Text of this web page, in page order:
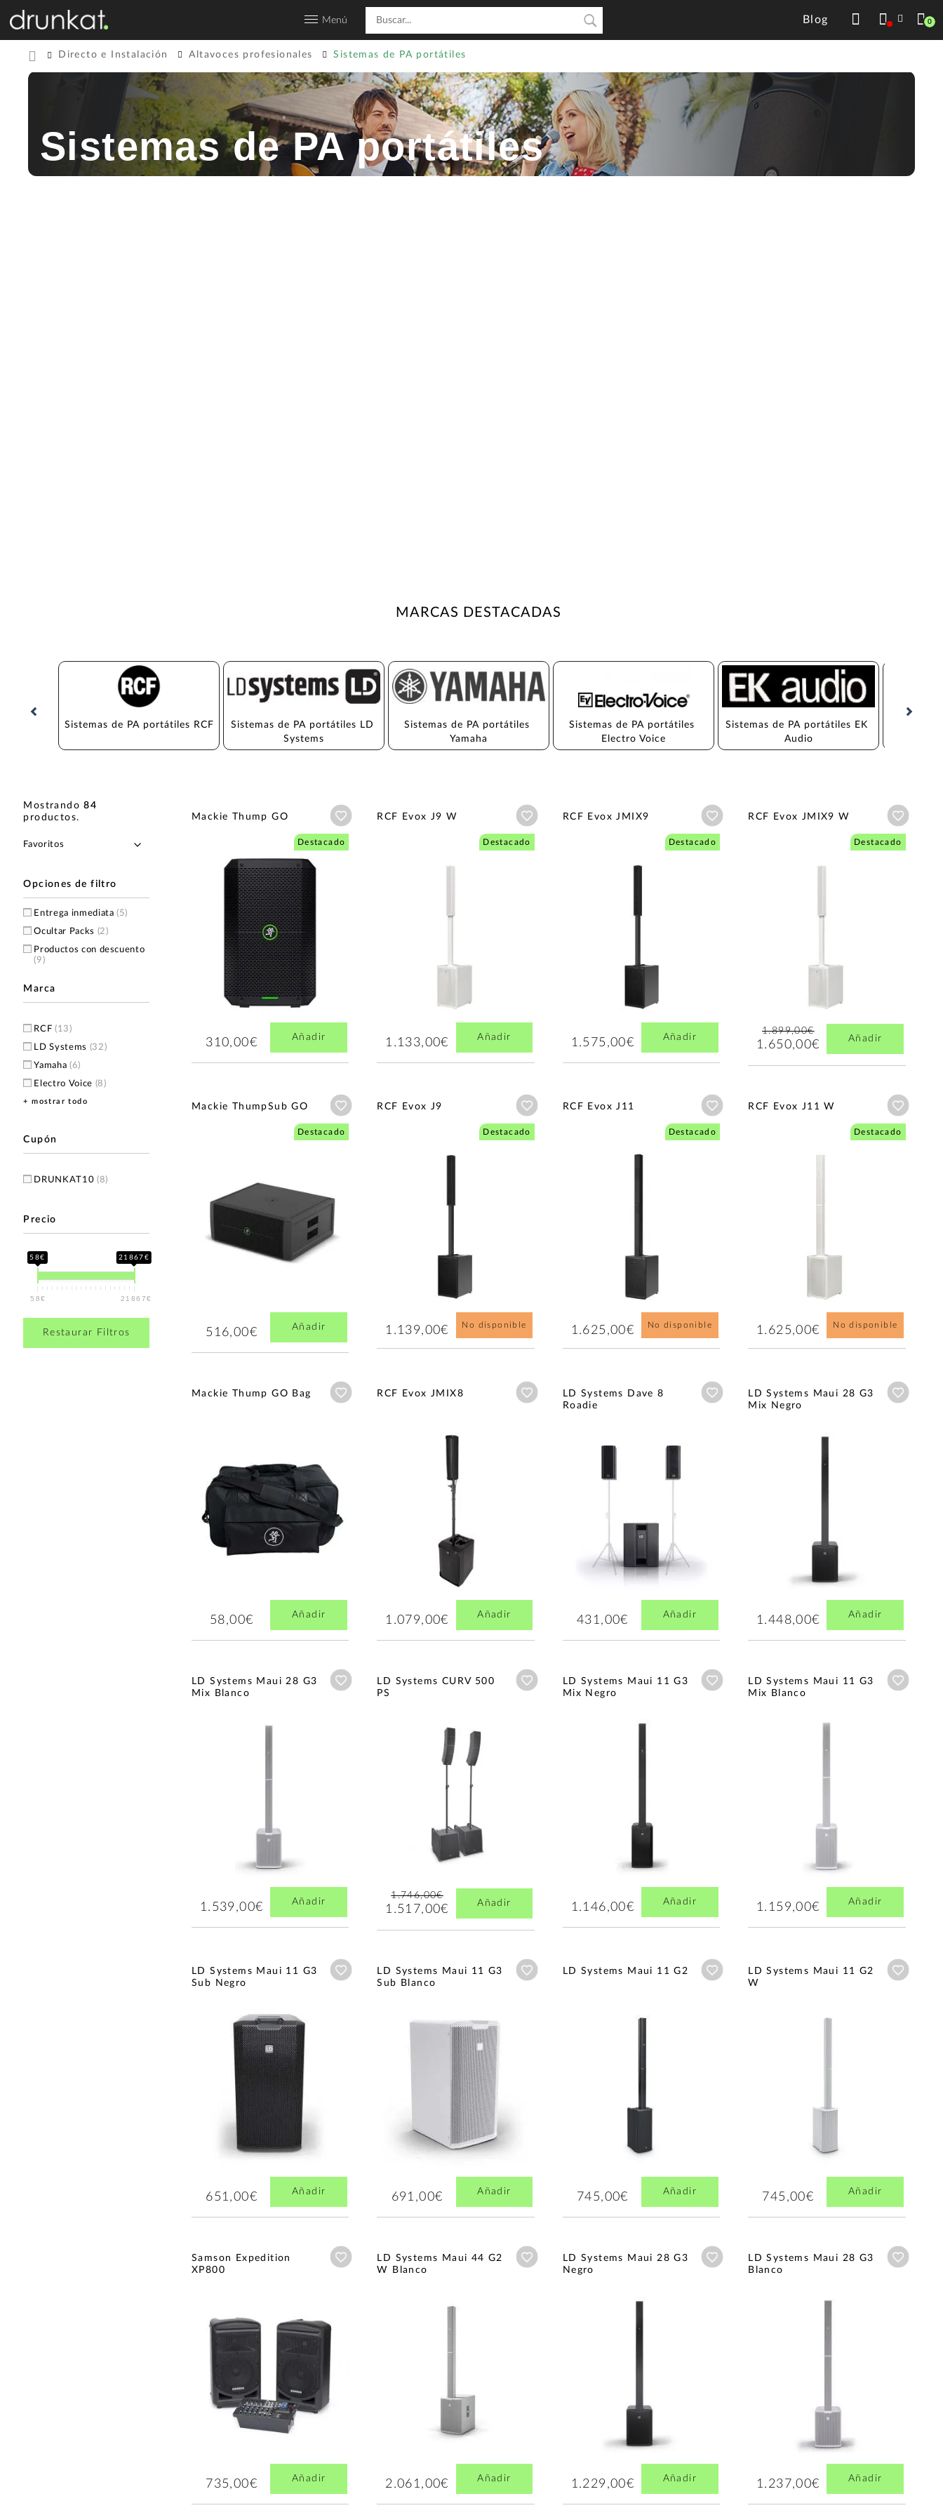
Menú Blog 0
Directo e Instalación Altavoces profesionales Sistemas de PA portátiles
Sistemas de PA portátiles
MARCAS DESTACADAS
Sistemas de PA portátiles RCF
Sistemas de PA portátiles LD
Systems
Sistemas de PA portátiles
Yamaha
Sistemas de PA portátiles
Electro Voice
Sistemas de PA portátiles EK
Audio
Mostrando84
productos.
Opciones de filtro
Entrega inmediata(5)
Ocultar Packs (2)
Productos con descuento
(9)
Marca
RCF(13)
LD Systems (32)
Yamaha (6)
Electro Voice (8)
EK Audio(6)
Mackie
Fender(3)
Prodipe (2)
+ mostrar todo
Cupón
DRUNKAT10 (8)
Precio
58€ 21867€
58€ 21867€
Restaurar Filtros
Mackie Thump GO Añadir a wishlist
Destacado
310,00€ Añadir
RCF Evox J9 W Añadir a wishlist
Destacado
1.133,00€ Añadir
RCF Evox JMIX9 Añadir a wishlist
Destacado
1.575,00€ Añadir
RCF Evox JMIX9 W
Destacado
1.899,00€
1.650,00€ Añadir
Mackie ThumpSub GO Añadir a wishlist
Destacado
516,00€ Añadir
RCF Evox J9 Añadir a wishlist
Destacado
1.139,00€ No disponible
RCF Evox J11 Añadir a wishlist
Destacado
1.625,00€ No disponible
RCF Evox J11 W
Destacado
1.625,00€ No disponible
Mackie Thump GO Bag Añadir a wishlist
58,00€ Añadir
RCF Evox JMIX8 Añadir a wishlist
1.079,00€ Añadir
LD Systems Dave 8
Roadie
Añadir a wishlist
431,00€ Añadir
LD Systems Maui 28 G3
Mix Negro
1.448,00€ Añadir
LD Systems Maui 28 G3
Mix Blanco
Añadir a wishlist
1.539,00€ Añadir
LD Systems CURV 500
PS
Añadir a wishlist
1.746,00€
1.517,00€ Añadir
LD Systems Maui 11 G3
Mix Negro
Añadir a wishlist
1.146,00€ Añadir
LD Systems Maui 11 G3
Mix Blanco
1.159,00€ Añadir
LD Systems Maui 11 G3
Sub Negro
Añadir a wishlist
651,00€ Añadir
LD Systems Maui 11 G3
Sub Blanco
Añadir a wishlist
691,00€ Añadir
LD Systems Maui 11 G2 Añadir a wishlist
745,00€ Añadir
LD Systems Maui 11 G2
W
745,00€ Añadir
Samson Expedition
XP800
Añadir a wishlist
735,00€ Añadir
LD Systems Maui 44 G2
W Blanco
Añadir a wishlist
2.061,00€ Añadir
LD Systems Maui 28 G3
Negro
Añadir a wishlist
1.229,00€ Añadir
LD Systems Maui 28 G3
Blanco
1.237,00€ Añadir